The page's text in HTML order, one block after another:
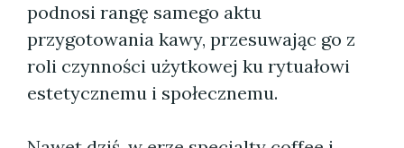
podnosi rangę samego aktu
przygotowania kawy, przesuwając go z
roli czynności użytkowej ku rytuałowi
estetycznemu i społecznemu.